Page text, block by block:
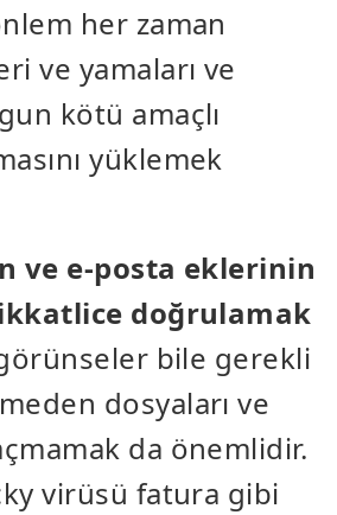
her zaman
ve yamaları ve
kötü amaçlı
yüklemek
ve e-posta eklerinin
doğrulamak
bile gerekli
dosyaları ve
da önemlidir.
virüsü fatura gibi